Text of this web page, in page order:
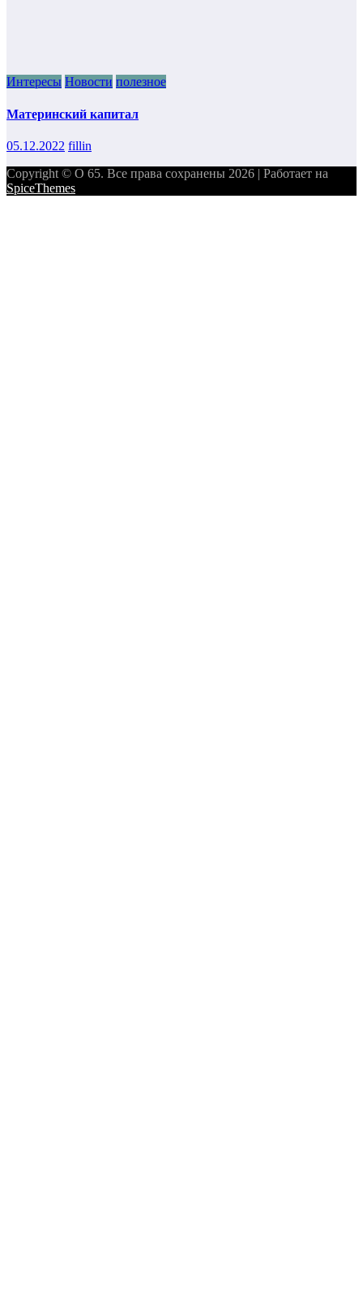
Интересы Новости полезное
Материнский капитал
05.12.2022 fillin
Copyright © О 65. Все права сохранены 2026 | Работает на
SpiceThemes